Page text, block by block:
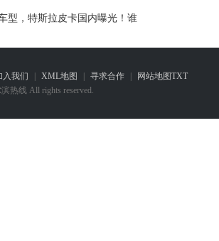
型，特斯拉皮卡国内曝光！谁
入我们 | XML地图 | 寻求合作 | 网站地图TXT
热线 All rights reserved.